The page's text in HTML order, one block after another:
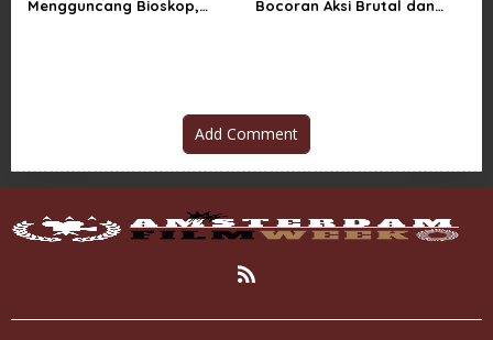
Mengguncang Bioskop,
Bocoran Aksi Brutal dan
Add Comment